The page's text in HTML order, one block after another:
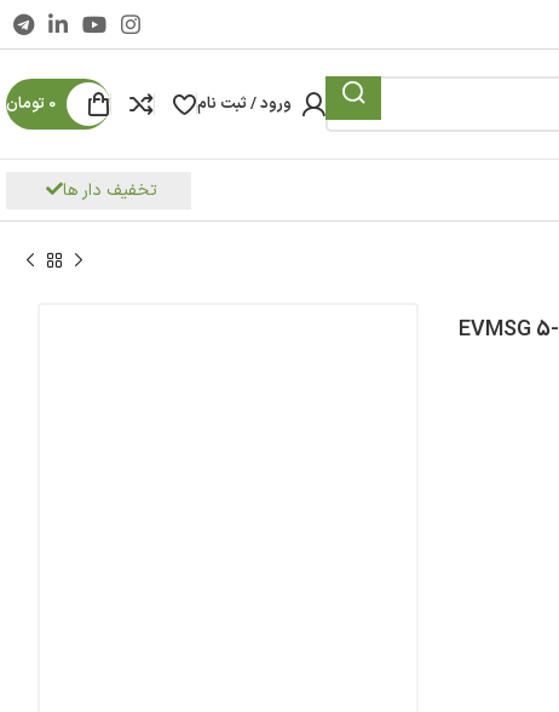
ورود / ثبت نام 0 تومان
تخفیف دار ها
پمپ آب 4 اسب استيل ایستاده سه فاز ابارا مدل EVMSG 5-